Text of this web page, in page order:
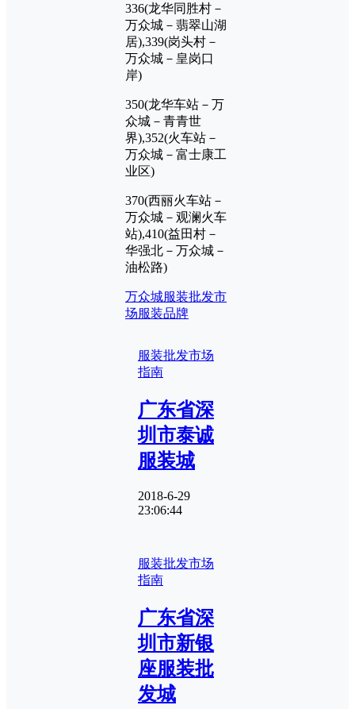
336(龙华同胜村－
万众城－翡翠山湖
居),339(岗头村－
万众城－皇岗口
岸)
350(龙华车站－万
众城－青青世
界),352(火车站－
万众城－富士康工
业区)
370(西丽火车站－
万众城－观澜火车
站),410(益田村－
华强北－万众城－
油松路)
万众城服装批发市
场服装品牌
服装批发市场
指南
广东省深
圳市泰诚
服装城
2018-6-29
23:06:44
服装批发市场
指南
广东省深
圳市新银
座服装批
发城